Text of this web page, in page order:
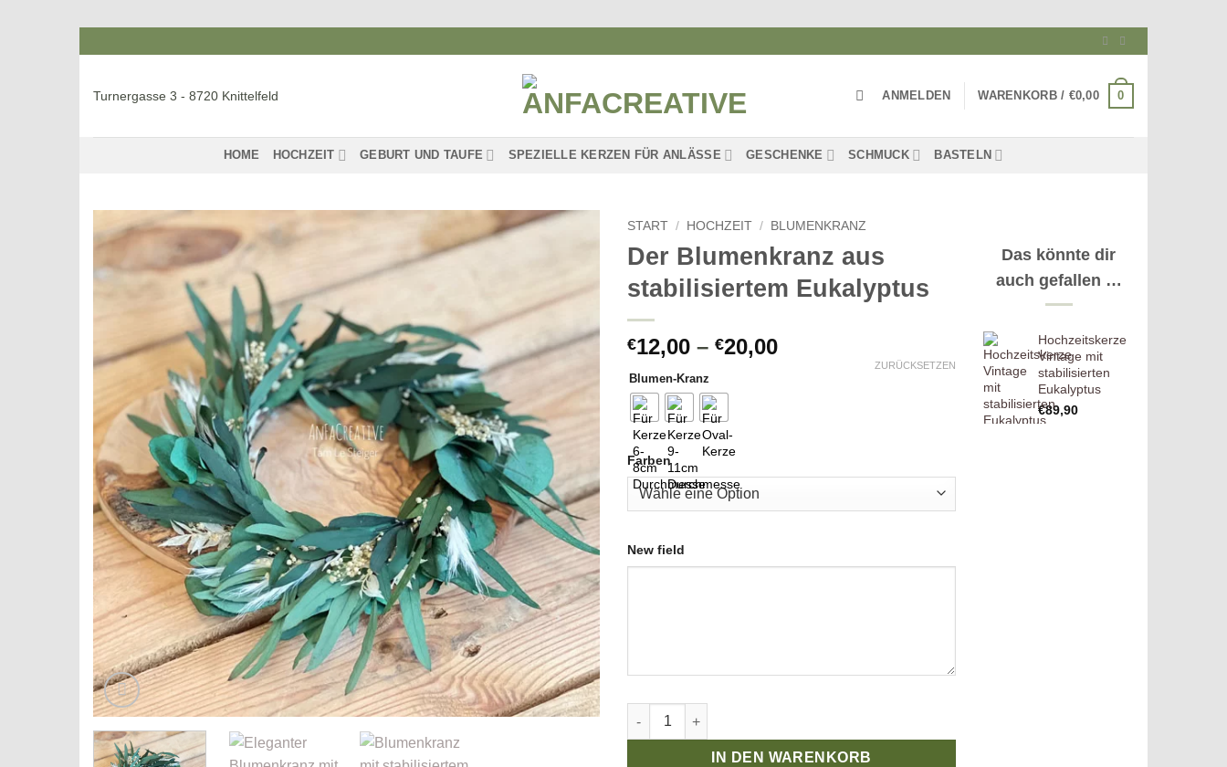
Turnergasse 3 - 8720 Knittelfeld ANMELDEN WARENKORB / €0,00 0
HOME HOCHZEIT GEBURT UND TAUFE SPEZIELLE KERZEN FÜR ANLÄSSE GESCHENKE SCHMUCK BASTELN
Wunschliste
START / HOCHZEIT / BLUMENKRANZ
Der Blumenkranz aus
stabilisiertem Eukalyptus
€12,00 – €20,00Preisspanne:
Blumen-Kranz
ZURÜCKSETZEN
Farben
New field
Der Blumenkranz aus stabilisiertem Eukalyptus Menge
IN DEN WARENKORB
Das könnte dir
auch gefallen …
Hochzeitskerze
Vintage mit
stabilisierten
Eukalyptus
€89,90